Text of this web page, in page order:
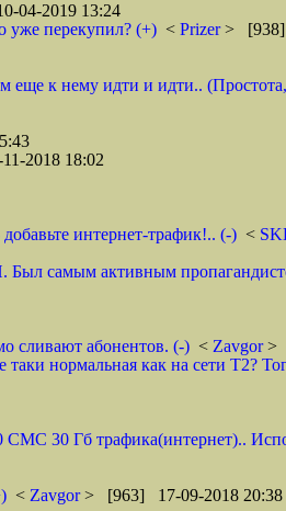
04-2019 13:24
уже перекупил? (+) < Prizer> [938]
еще к нему идти и идти..
2018 18:02
интернет-трафик!.. (-) <
Был самым активным
сливают абонентов. (-) < Zavgor>
нормальная как на сети Т2?
СМС 30 Гб трафика(интернет)..
< Zavgor> [963] 17-09-2018 20:38